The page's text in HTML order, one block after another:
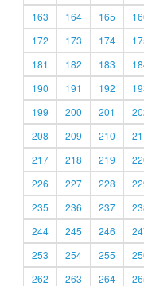
163
164 165
172
173 174
181
182 183
190
191 192
199
200 201
208
209 210
217
218 219
226
227 228
235
236 237
244
245 246
253
254 255
262
263 264